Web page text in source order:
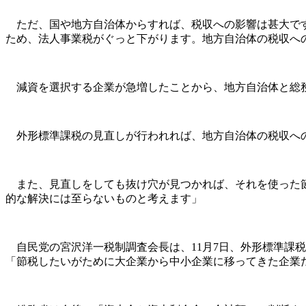
ただ、国や地方自治体からすれば、税収への影響は甚大で
ため、法人事業税がぐっと下がります。地方自治体の税収
減資を選択する企業が急増したことから、地方自治体と総
外形標準課税の見直しが行われれば、地方自治体の税収
また、見直しをしても抜け穴が見つかれば、それを使った
的な解決には至らないものと考えます」
自民党の宮沢洋一税制調査会長は、11月7日、外形標準課
「節税したいがために大企業から中小企業に移ってきた企